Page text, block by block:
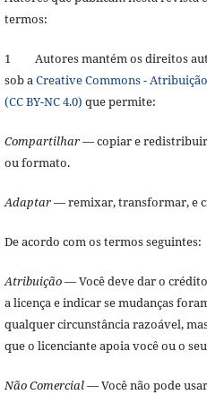
termos:
1 Autores mantém os direitos
sob aCreative Commons -
(CC BY-NC 4.0) que permite:
Compartilhar— copiar e
ou formato.
Adaptar— remixar, transformar, e
De acordo com os termos seguintes:
Atribuição— Você deve dar o
a licença e indicar se mudanças
qualquer circunstância razoável,
que o licenciante apoia você ou o
Não Comercial— Você não pode